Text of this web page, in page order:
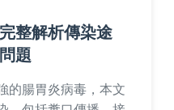
整解析傳染途
題
的腸胃炎病毒，本文